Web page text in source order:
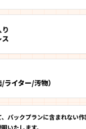
ス
/ライター/汚物）
パックプランに含まれない
いたします。